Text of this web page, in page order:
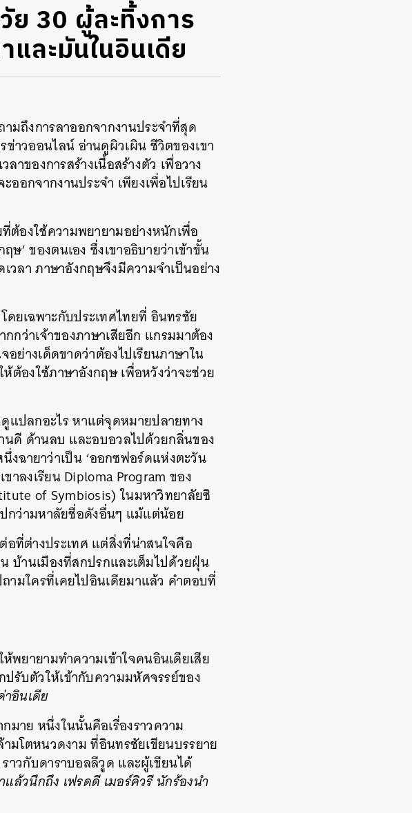
ย 30 ผู้ละทิ้งการ
ละมันในอินเดีย
มถึงการลาออกจากงานประจำที่สุด
าวออนไลน์ อ่านดูผิวเผิน ชีวิตของเขา
าของการสร้างเนื้อสร้างตัว เพื่อวาง
อกจากงานประจำ เพียงเพื่อไปเรียน
ต้องใช้ความพยายามอย่างหนักเพื่อ
’ ของตนเอง ซึ่งเขาอธิบายว่าเข้าขั้น
วลา ภาษาอังกฤษจึงมีความจำเป็นอย่าง
ดยเฉพาะกับประเทศไทยที่ อินทรชัย
กว่าเจ้าของภาษาเสียอีก แกรมมาต้อง
ย่างเด็ดขาดว่าต้องไปเรียนภาษาใน
ต้องใช้ภาษาอังกฤษ เพื่อหวังว่าจะช่วย
แปลกอะไร หาแต่จุดหมายปลายทาง
นดี ด้านลบ และอบอวลไปด้วยกลิ่นของ
นึ่งฉายาว่าเป็น ‘ออกซฟอร์ดแห่งตะวัน
ลงเรียน Diploma Program ของ
of Symbiosis) ในมหาวิทยาลัยซิ
กว่ามหาลัยชื่อดังอื่นๆ แม้แต่น้อย
อที่ต่างประเทศ แต่สิ่งที่น่าสนใจคือ
บ้านเมืองที่สกปรกและเต็มไปด้วยฝุ่น
มใครที่เคยไปอินเดียมาแล้ว คำตอบที่
พยายามทำความเข้าใจคนอินเดียเสีย
รับตัวให้เข้ากับความมหัศจรรย์ของ
อินเดีย
าย หนึ่งในนั้นคือเรื่องราวความ
มโตหนวดงาม ที่อินทรชัยเขียนบรรยาย
าวกับดาราบอลลีวูด และผู้เขียนได้
แล้วนึกถึง เฟรดดี เมอร์คิวรี นักร้องนำ